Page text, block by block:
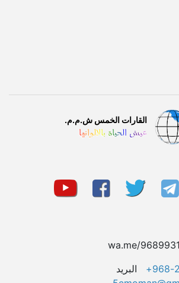
القارات الخمس ش.م.م.
عيش الحياة بالالوانها
البريد